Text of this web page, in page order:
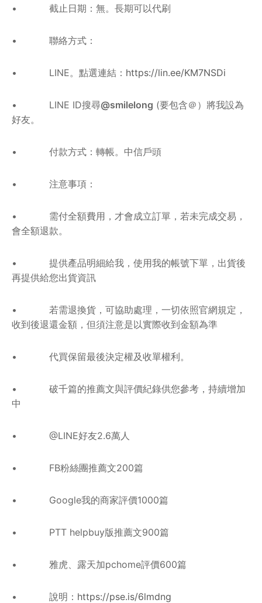
• 截止日期：無。長期可以代刷
• 聯絡方式：
• LINE。點選連結： https://lin.ee/KM7NSDi
• LINE ID搜尋@smilelong (要包含＠）將我設為
好友。
• 付款方式：轉帳。中信戶頭
• 注意事項：
• 需付全額費用，才會成立訂單，若未完成交易，
會全額退款。
• 提供產品明細給我，使用我的帳號下單，出貨後
再提供給您出貨資訊
• 若需退換貨，可協助處理，一切依照官網規定，
收到後退還金額，但須注意是以實際收到金額為準
• 代買保留最後決定權及收單權利。
• 破千篇的推薦文與評價紀錄供您參考，持續增加
中
• @LINE好友2.6萬人
• FB粉絲團推薦文200篇
• Google我的商家評價1000篇
• PTT helpbuy版推薦文900篇
• 雅虎、露天加pchome評價600篇
• 說明： https://pse.is/6lmdng